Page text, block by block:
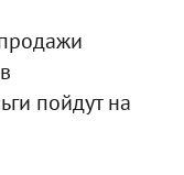
пойдут на